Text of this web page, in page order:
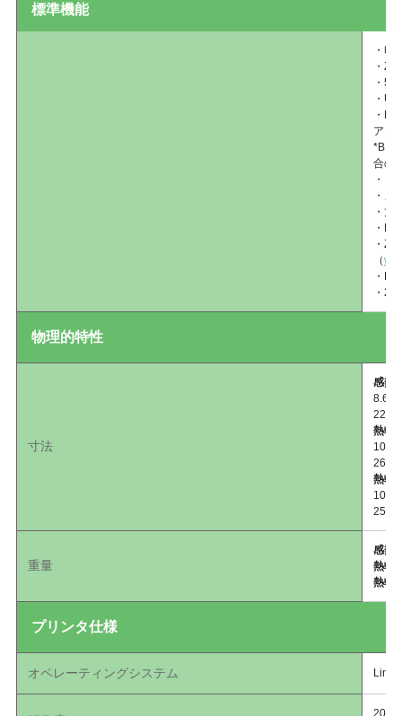
標準機能
・印
・
・5
・
・
アッ
*BLE
合の
・リ
・メ
・丈
・
・
（
・
・2
物理的特性
寸法
感熱
8.69
熱転
10.5
熱転
10.0
重量
感熱
熱転
熱転
プリンタ仕様
オペレーティングシステム Link-